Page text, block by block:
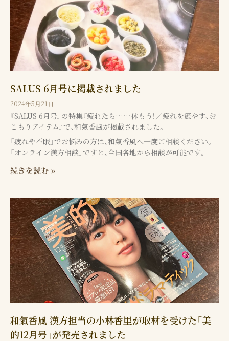
SALUS 6月号に掲載されました
2024年5月21日
『SALUS 6月号』の特集『疲れたら……休もう！／疲れを癒やす、お
こもりアイテム』で、和氣香風が掲載されました。
「疲れや不眠」でお悩みの方は、和氣香風へ一度ご相談ください。
「オンライン漢方相談」ですと、全国各地から相談が可能です。
続きを読む »
和氣香風 漢方担当の小林香里が取材を受けた「美
的12月号」が発売されました